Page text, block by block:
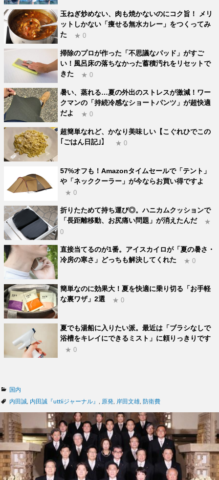
玉ねぎ炒めない、肉も焼かないのにコク旨！ メリ
ットしかない「痩せる無水カレー」をつくってみ
た
★ 0
掃除のプロが作った「不思議なパッド」がすご
い！風呂床の落ちなかった蓄積汚れをリセットで
きた
★ 0
暑い、蒸れる…夏の外出のストレスが激減！ワー
クマンの「持続冷感なショートパンツ」が超快適
だよ
★ 0
超簡単なれど、かなり美味しい【こぐれひでこの
｢ごはん日記｣】
★ 0
57%オフも！Amazonタイムセールで「テント」
や「ネッククーラー」が今ならお買い得ですよ
★ 0
折りたためて持ち運び◎。ハニカムクッションで
「長距離移動、お尻痛い問題」が消えたんだ
★
0
直接当てるのが1番。アイスカイロが「夏の暑さ・
冷房の寒さ」どっちも解決してくれた
★ 0
簡単なのに効果大！夏を快適に乗り切る「お手軽
な裏ワザ」2選
★ 0
夏でも湯船に入りたい派。最近は「ブラシなしで
浴槽をキレイにできるミスト」に頼りっきりです
★ 0
カ
テ
リ
ー
国内
タ
内田誠 内田誠『uttiiジャーナル』 原発 岸田文雄 防衛費